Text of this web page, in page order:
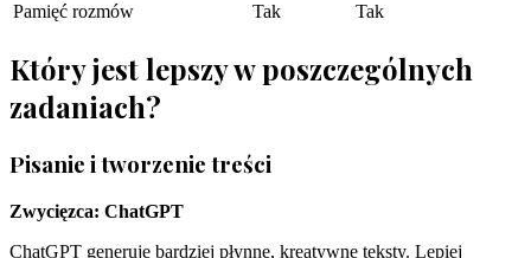
Pamięć rozmów
Tak Tak
Który jest lepszy w poszczególnych
zadaniach?
Pisanie i tworzenie treści
Zwycięzca: ChatGPT
ChatGPT generuje bardziej płynne, kreatywne teksty. Lepiej